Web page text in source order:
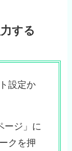
する
設定か
ージ」に
クを押